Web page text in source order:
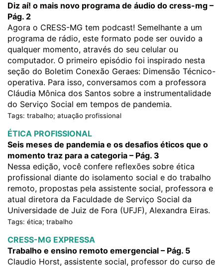
Diz aí! o mais novo programa de áudio do cress-mg –
Pág. 2
Agora o CRESS-MG tem podcast! Semelhante a um
programa de rádio, este formato pode ser ouvido a
qualquer momento, através do seu celular ou
computador. O primeiro episódio foi inspirado nesta
seção do Boletim Conexão Geraes: Dimensão Técnico-
operativa. Para isso, conversamos com a professora
Cláudia Mônica dos Santos sobre a instrumentalidade
do Serviço Social em tempos de pandemia.
Tags: trabalho; atuação profissional
ÉTICA PROFISSIONAL
Seis meses de pandemia e os desafios éticos que o
momento traz para a categoria – Pág. 3
Nessa edição, você confere reflexões sobre ética
profissional diante do isolamento social e do trabalho
remoto, propostas pela assistente social, professora e
atual diretora da Faculdade de Serviço Social da
Universidade de Juiz de Fora (UFJF), Alexandra Eiras.
Tags: ética; trabalho
CRESS-MG EXPRESSA
Trabalho e ensino remoto emergencial – Pág. 5
Claudio Horst, assistente social, professor do curso de